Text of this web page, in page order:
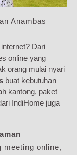
Anambas
Dari
online yang
orang mulai nyari
buat kebutuhan
kantong, paket
IndiHome juga
meeting online,